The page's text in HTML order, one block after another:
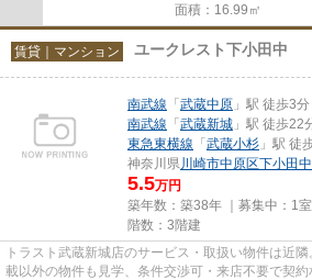
面積：16.99㎡
賃貸｜マンション ユークレスト下小田中
南武線 「武蔵中原 」駅 徒歩3分
南武線 「武蔵新城 」駅 徒歩22
東急東横線 「武蔵小杉 」駅 徒
神奈川県川崎市中原区下小田中
5.5万円
築年数：築38年 ｜募集中： 1室
階数：3階建
トラスト武蔵新城店のサービス・取扱い物件は近
載以外の物件も見学、条件交渉可・来店不要で契